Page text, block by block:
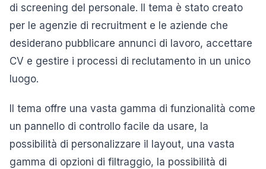
di screening del personale. Il tema è stato creato
per le agenzie di recruitment e le aziende che
desiderano pubblicare annunci di lavoro, accettare
CV e gestire i processi di reclutamento in un unico
luogo.
Il tema offre una vasta gamma di funzionalità come
un pannello di controllo facile da usare, la
possibilità di personalizzare il layout, una vasta
gamma di opzioni di filtraggio, la possibilità di